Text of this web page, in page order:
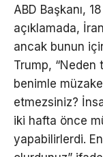
ABD Başkanı,
açıklamada,
ancak bunun
Trump, “Neden
benimle
etmezsiniz?
iki hafta önce
yapabilirlerdi.